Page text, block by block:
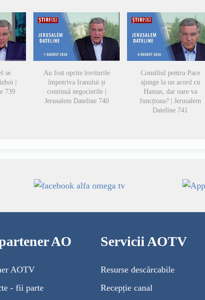
se
|
739
Au fost oprite loviturile
împotriva Iranului și
continuă negocierile |
Jerusalem Dateline 740
Consiliul pentru Pace
ajunge la un acord cu
Hamas, dar oare va
funcționa? | Jerusalem
Dateline 741
AO
AOTV
- fii parte
Servicii AOTV
Resurse descărcabile
Recepție canal